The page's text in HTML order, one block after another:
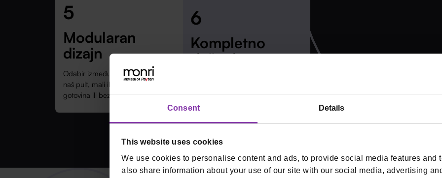
Consent Details
This website uses cookies
We use cookies to personalise content and ads, to provide social media features and
also share information about your use of our site with our social media, advertising
5
Modularan
dizajn
Odabir između raznih opcija: vaš ili
naš pult, mali ili veliki ekran,
gotovina ili bez…
6
Kompletno
rješenje